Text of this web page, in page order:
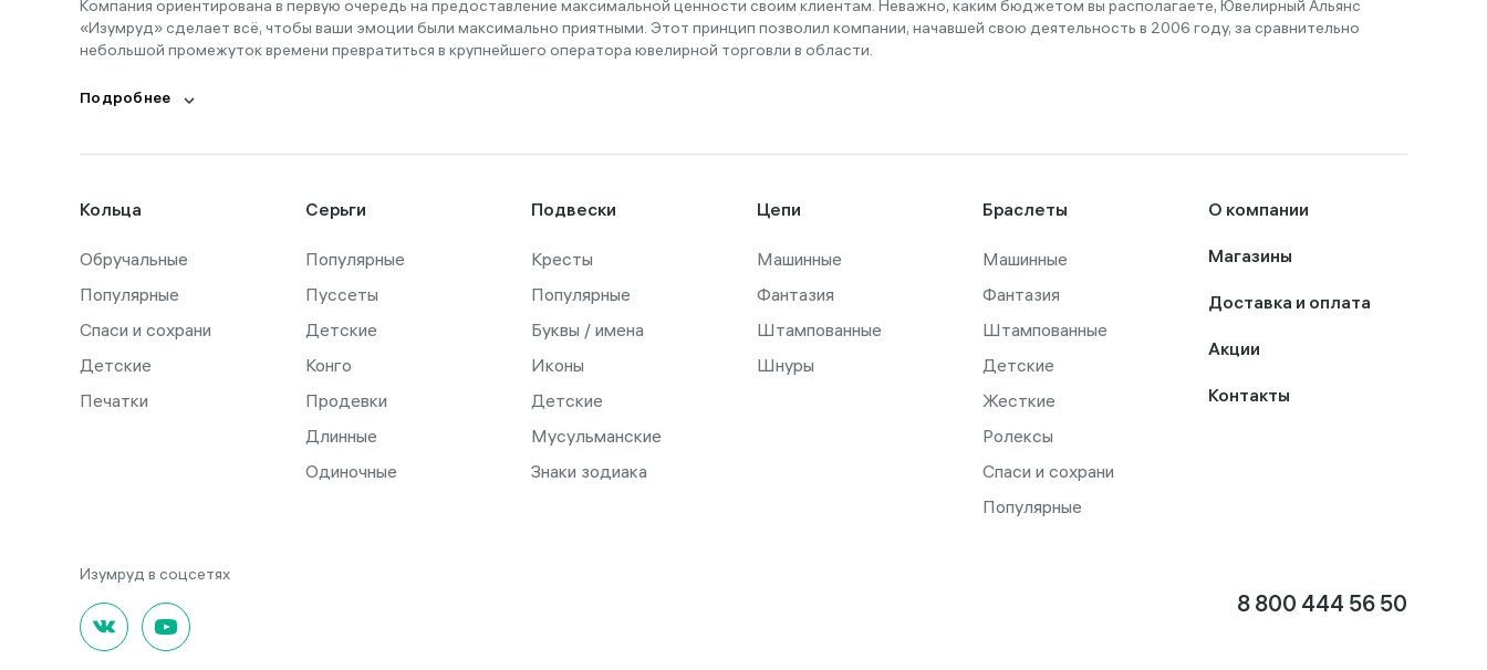
Компания ориентирована в первую очередь на предоставление максимальной ценности своим клиентам. Неважно, каким бюджетом вы располагаете, Ювелирный Альянс
«Изумруд» сделает всё, чтобы ваши эмоции были максимально приятными. Этот принцип позволил компании, начавшей свою деятельность в 2006 году, за сравнительно
небольшой промежуток времени превратиться в крупнейшего оператора ювелирной торговли в области.
Подробнее
Кольца
Обручальные
Популярные
Спаси и сохрани
Детские
Печатки
Серьги
Популярные
Пуссеты
Детские
Конго
Продевки
Длинные
Одиночные
Подвески
Кресты
Популярные
Буквы / имена
Иконы
Детские
Мусульманские
Знаки зодиака
Цепи
Машинные
Фантазия
Штампованные
Шнуры
Браслеты
Машинные
Фантазия
Штампованные
Детские
Жесткие
Ролексы
Спаси и сохрани
Популярные
О компании
Магазины
Доставка и оплата
Акции
Контакты
8 800 444 56 50